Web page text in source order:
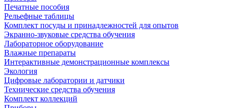
Печатные пособия
Рельефные таблицы
Комплект посуды и принадлежностей для опытов
Экранно-звуковые средства обучения
Лабораторное оборудование
Влажные препараты
Интерактивные демонстрационные комплексы
Экология
Цифровые лаборатории и датчики
Технические средства обучения
Комплект коллекций